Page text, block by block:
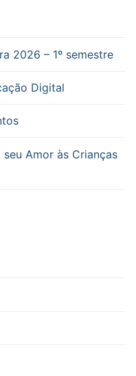
2026 – 1º semestre
Digital
Amor às Crianças